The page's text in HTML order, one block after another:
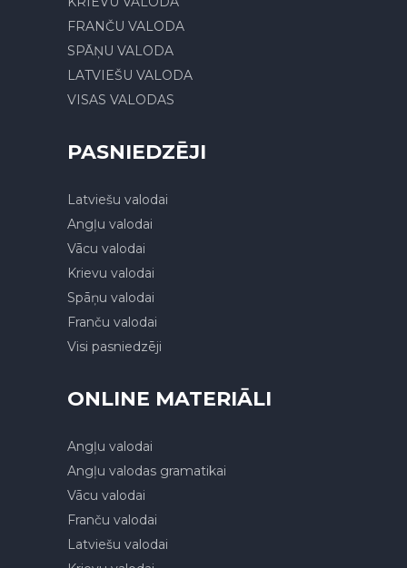
FRANČU VALODA
SPĀŅU VALODA
LATVIEŠU VALODA
VISAS VALODAS
PASNIEDZĒJI
Latviešu valodai
Angļu valodai
Vācu valodai
Krievu valodai
Spāņu valodai
Franču valodai
Visi pasniedzēji
ONLINE MATERIĀLI
Angļu valodai
Angļu valodas gramatikai
Vācu valodai
Franču valodai
Latviešu valodai